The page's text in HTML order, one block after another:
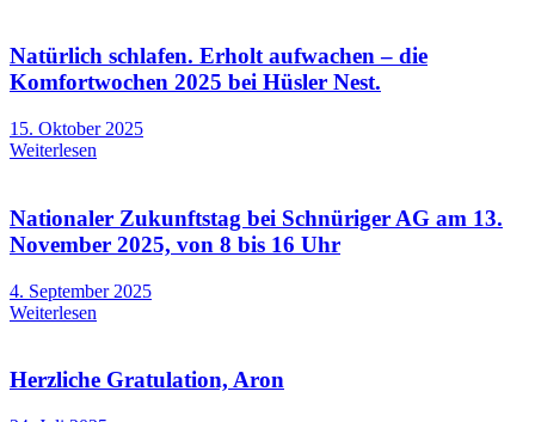
Natürlich schlafen. Erholt aufwachen – die
Komfortwochen 2025 bei Hüsler Nest.
15. Oktober 2025
Weiterlesen
Nationaler Zukunftstag bei Schnüriger AG am 13.
November 2025, von 8 bis 16 Uhr
4. September 2025
Weiterlesen
Herzliche Gratulation, Aron